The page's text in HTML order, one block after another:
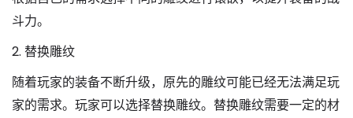
斗力。
2. 替换雕纹
随着玩家的装备不断升级，原先的雕纹可能已经无法满足玩
家的需求。玩家可以选择替换雕纹。替换雕纹需要一定的材